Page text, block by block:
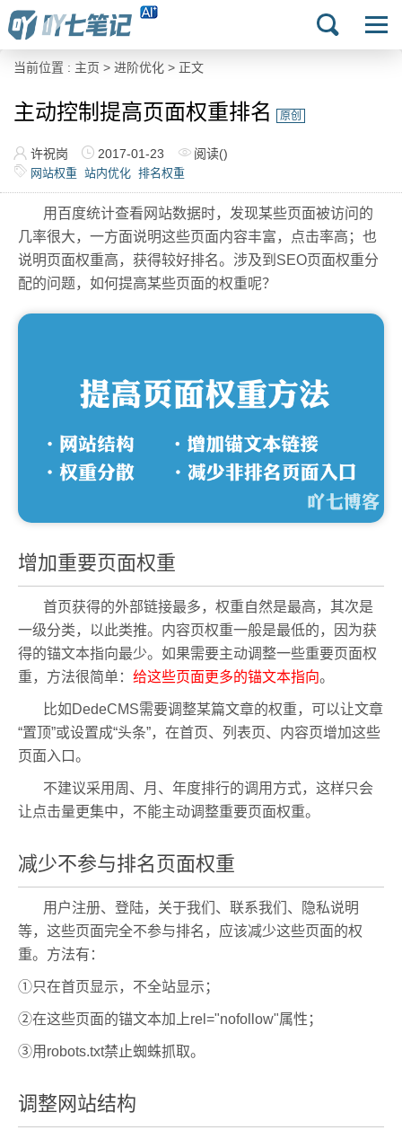
当前位置 : 主页 > 进阶优化 > 正文
主动控制提高页面权重排名 原创
许祝岗 2017-01-23 阅读()
网站权重 站内优化 排名权重
用百度统计查看网站数据时，发现某些页面被访问的
几率很大，一方面说明这些页面内容丰富，点击率高；也
说明页面权重高，获得较好排名。涉及到SEO页面权重分
配的问题，如何提高某些页面的权重呢？
增加重要页面权重
首页获得的外部链接最多，权重自然是最高，其次是
一级分类，以此类推。内容页权重一般是最低的，因为获
得的锚文本指向最少。如果需要主动调整一些重要页面权
重，方法很简单： 给这些页面更多的锚文本指向。
比如DedeCMS需要调整某篇文章的权重，可以让文章
“置顶”或设置成“头条”，在首页、列表页、内容页增加这些
页面入口。
不建议采用周、月、年度排行的调用方式，这样只会
让点击量更集中，不能主动调整重要页面权重。
减少不参与排名页面权重
用户注册、登陆，关于我们、联系我们、隐私说明
等，这些页面完全不参与排名，应该减少这些页面的权
重。方法有：
①只在首页显示，不全站显示；
②在这些页面的锚文本加上rel="nofollow"属性；
③用robots.txt禁止蜘蛛抓取。
调整网站结构